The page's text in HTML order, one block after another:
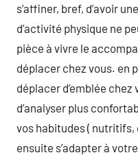
s’affiner, bref, d’avoir
d’activité physique ne
pièce à vivre le
déplacer chez vous. en
déplacer d’emblée
d’analyser plus
vos habitudes (
ensuite s’adapter à